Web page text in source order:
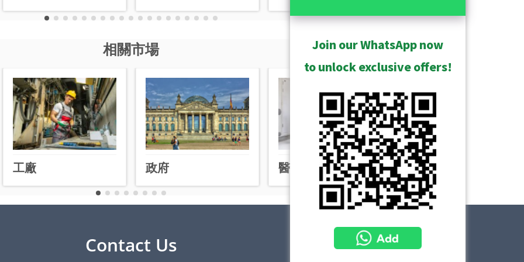
相關市場
工廠 政府 醫療保健 飯店和賭場
Contact Us
Join our WhatsApp now
to unlock exclusive offers!